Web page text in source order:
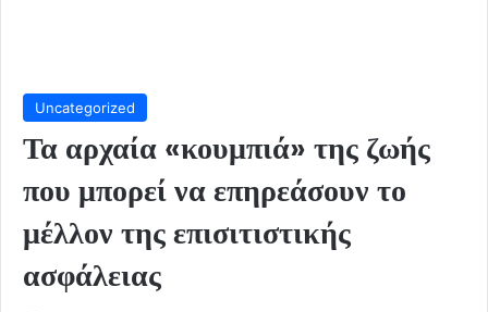
Uncategorized
Τα αρχαία «κουμπιά» της ζωής
που μπορεί να επηρεάσουν το
μέλλον της επισιτιστικής
ασφάλειας